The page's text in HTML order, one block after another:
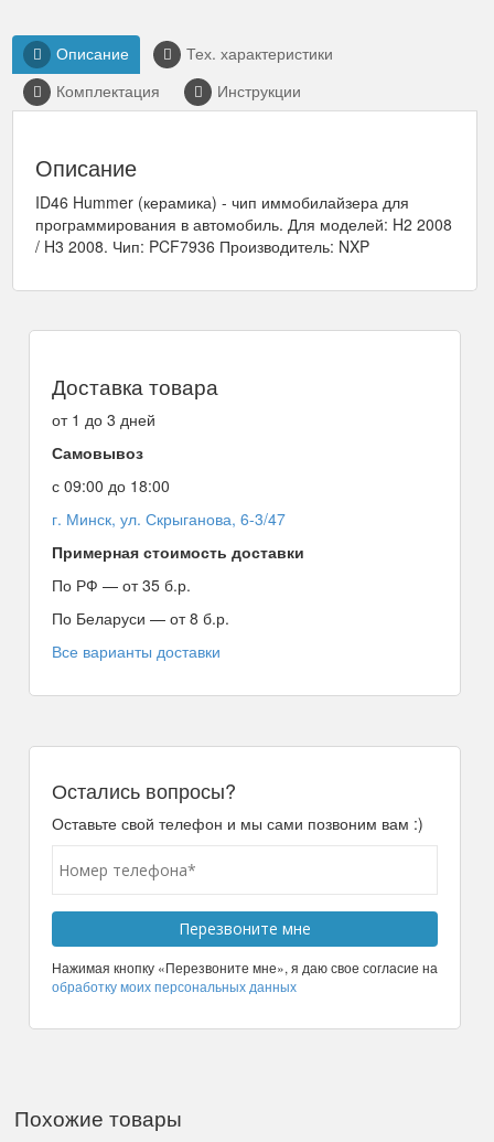
Описание
Тех. характеристики
Комплектация
Инструкции
Описание
ID46 Hummer (керамика) - чип иммобилайзера для
программирования в автомобиль. Для моделей: H2 2008
/ H3 2008. Чип: PCF7936 Производитель: NXP
Доставка товара
от 1 до 3 дней
Самовывоз
с 09:00 до 18:00
г. Минск, ул. Скрыганова, 6-3/47
Примерная стоимость доставки
По РФ — от 35 б.р.
По Беларуси — от 8 б.р.
Все варианты доставки
Остались вопросы?
Оставьте свой телефон и мы сами позвоним вам :)
Нажимая кнопку «Перезвоните мне», я даю свое согласие на
обработку моих персональных данных
Похожие товары